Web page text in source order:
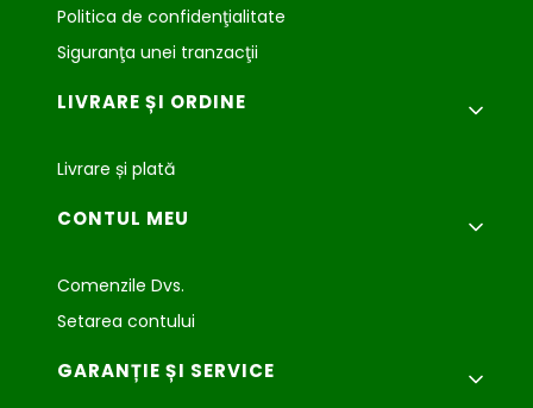
Politica de confidenţialitate
Siguranţa unei tranzacţii
LIVRARE ȘI ORDINE
Livrare și plată
CONTUL MEU
Comenzile Dvs.
Setarea contului
GARANȚIE ȘI SERVICE